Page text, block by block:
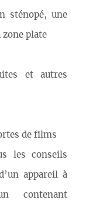
sténopé, une
zone plate
et autres
de films
les conseils
appareil à
contenant